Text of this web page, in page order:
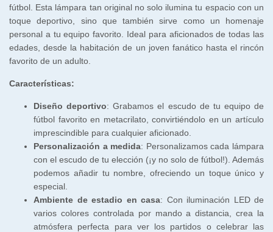
fútbol. Esta lámpara tan original no solo ilumina tu espacio con un
toque deportivo, sino que también sirve como un homenaje
personal a tu equipo favorito. Ideal para aficionados de todas las
edades, desde la habitación de un joven fanático hasta el rincón
favorito de un adulto.
Características:
Diseño deportivo: Grabamos el escudo de tu equipo de
fútbol favorito en metacrilato, convirtiéndolo en un artículo
imprescindible para cualquier aficionado.
Personalización a medida: Personalizamos cada lámpara
con el escudo de tu elección (¡y no solo de fútbol!). Además
podemos añadir tu nombre, ofreciendo un toque único y
especial.
Ambiente de estadio en casa: Con iluminación LED de
varios colores controlada por mando a distancia, crea la
atmósfera perfecta para ver los partidos o celebrar las